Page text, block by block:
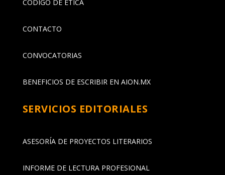
CÓDIGO DE ÉTICA
CONTACTO
CONVOCATORIAS
BENEFICIOS DE ESCRIBIR EN AION.MX
SERVICIOS EDITORIALES
ASESORÍA DE PROYECTOS LITERARIOS
INFORME DE LECTURA PROFESIONAL